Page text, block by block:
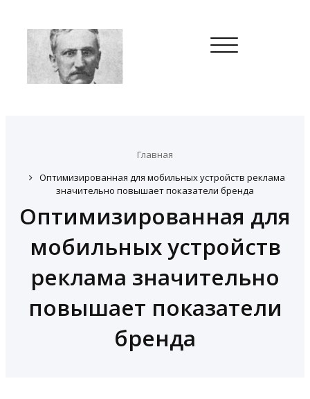
Toggle
navigation
Главная
Оптимизированная для мобильных устройств реклама
значительно повышает показатели бренда
Оптимизированная для
мобильных устройств
реклама значительно
повышает показатели
бренда